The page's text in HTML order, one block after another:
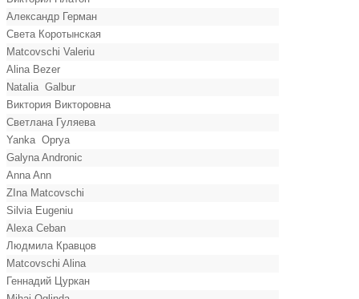
Александр Герман
Света Коротынская
Matcovschi Valeriu
Alina Bezer
Natalia Galbur
Виктория Викторовна
Светлана Гуляева
Yanka Oprya
Galyna Andronic
Anna Ann
ZIna Matcovschi
Silvia Eugeniu
Alexa Ceban
Людмила Кравцов
Matcovschi Alina
Геннадий Цуркан